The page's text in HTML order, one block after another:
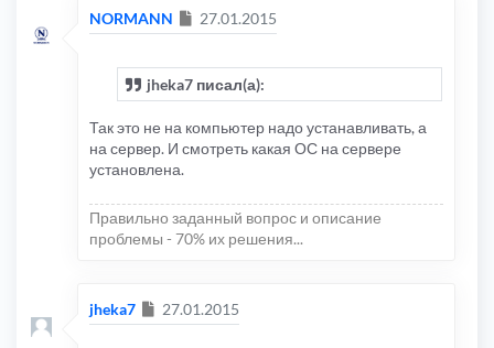
NORMANN Сообщение
27.01.2015
jheka7 писал(а):
Так это не на компьютер надо устанавливать, а
на сервер. И смотреть какая ОС на сервере
установлена.
Правильно заданный вопрос и описание
проблемы - 70% их решения...
jheka7 Сообщение
27.01.2015